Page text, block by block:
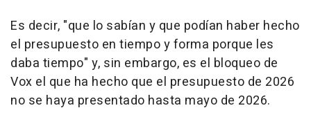
Es decir, "que lo sabían y que podían haber hecho
el presupuesto en tiempo y forma porque les
daba tiempo" y, sin embargo, es el bloqueo de
Vox el que ha hecho que el presupuesto de 2026
no se haya presentado hasta mayo de 2026.